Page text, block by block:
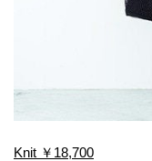
Knit ￥18,700